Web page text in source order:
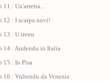
: Un'arretta...
12 : I scarpa novi!
13 : U trenu
14 : Andendu in Italia
15 : In Pisa
16 : Vultendu da Venezia